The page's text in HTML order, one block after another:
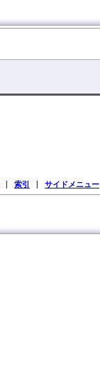
索引 サイドメニュー